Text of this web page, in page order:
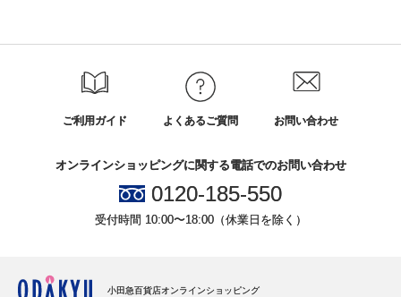
ご利用ガイド よくあるご質問 お問い合わせ
オンラインショッピングに関する電話でのお問い合わせ
0120-185-550
受付時間 10:00〜18:00（休業日を除く）
小田急百貨店オンラインショッピング